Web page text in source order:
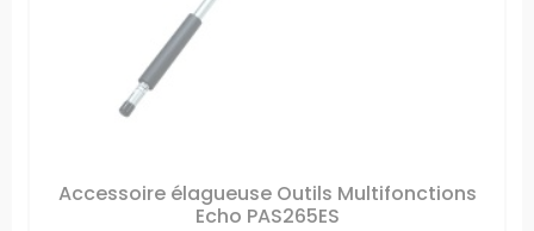
Accessoire élagueuse Outils Multifonctions
Echo PAS265ES